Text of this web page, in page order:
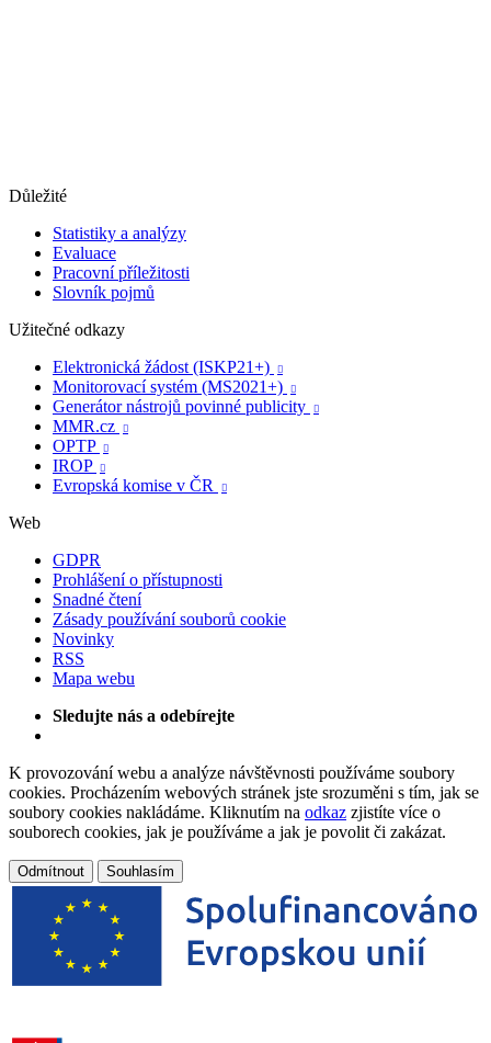
Důležité
Statistiky a analýzy
Evaluace
Pracovní příležitosti
Slovník pojmů
Užitečné odkazy
Elektronická žádost (ISKP21+)

Monitorovací systém (MS2021+) 
Generátor nástrojů povinné publicity 
MMR.cz 
OPTP 
IROP 
Evropská komise v ČR 
Web
GDPR
Prohlášení o přístupnosti
Snadné čtení
Zásady používání souborů cookie
Novinky
RSS
Mapa webu
Sledujte nás a odebírejte
K provozování webu a analýze návštěvnosti používáme soubory
cookies. Procházením webových stránek jste srozuměni s tím, jak se
soubory cookies nakládáme. Kliknutím na odkaz zjistíte více o
souborech cookies, jak je používáme a jak je povolit či zakázat.
Odmítnout Souhlasím